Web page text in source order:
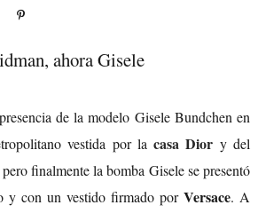
ahora Gisele
de la modelo Gisele Bundchen en
vestida por lacasa Dior y del
finalmente la bomba Gisele se presentó
y con un vestido firmado porVersace. A